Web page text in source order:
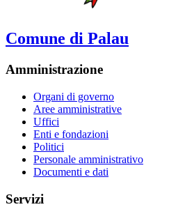
Comune di Palau
Amministrazione
Organi di governo
Aree amministrative
Uffici
Enti e fondazioni
Politici
Personale amministrativo
Documenti e dati
Servizi